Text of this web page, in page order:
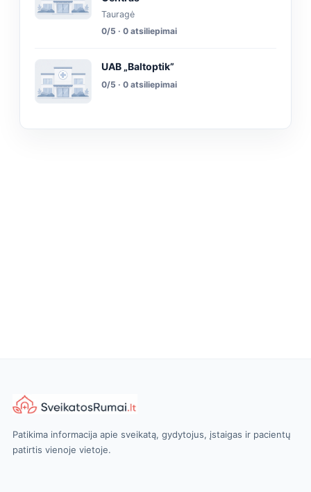
Tauragė
0/5 · 0 atsiliepimai
UAB „Baltoptik”
0/5 · 0 atsiliepimai
Patikima informacija apie sveikatą, gydytojus, įstaigas ir pacientų
patirtis vienoje vietoje.